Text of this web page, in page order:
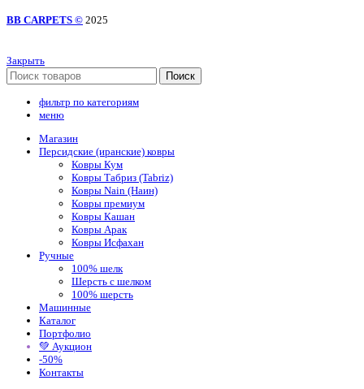
BB CARPETS © 2025
Закрыть
Поиск
фильтр по категориям
меню
Магазин
Персидские (иранские) ковры
Ковры Кум
Ковры Табриз (Tabriz)
Ковры Nain (Наин)
Ковры премиум
Ковры Кашан
Ковры Арак
Ковры Исфахан
Ручные
100% шелк
Шерсть с шелком
100% шерсть
Машинные
Каталог
Портфолио
💚 Аукцион
-50%
Контакты